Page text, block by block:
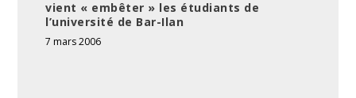
vient « embêter » les étudiants de
l’université de Bar-Ilan
7 mars 2006